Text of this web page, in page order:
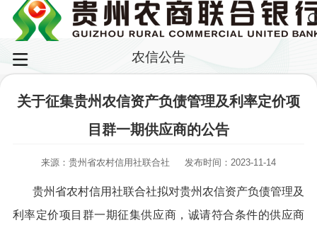
农信公告
关于征集贵州农信资产负债管理及利率定价项
目群一期供应商的公告
来源：贵州省农村信用社联合社 发布时间：2023-11-14
贵州省农村信用社联合社拟对贵州农信资产负债管理及
利率定价项目群一期征集供应商，诚请符合条件的供应商